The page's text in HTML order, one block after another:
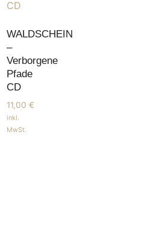
WALDSCHEIN
–
Verborgene
Pfade
CD
11,00€
inkl.
MwSt.